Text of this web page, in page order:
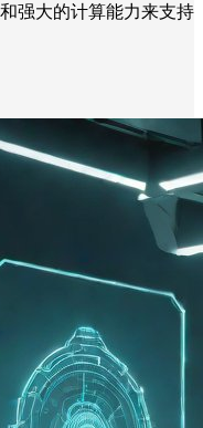
强大的计算能力来支持